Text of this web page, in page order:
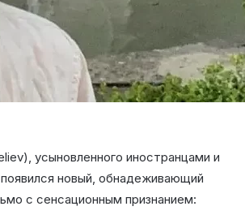
усыновленного иностранцами и
новый, обнадеживающий
с сенсационным признанием: